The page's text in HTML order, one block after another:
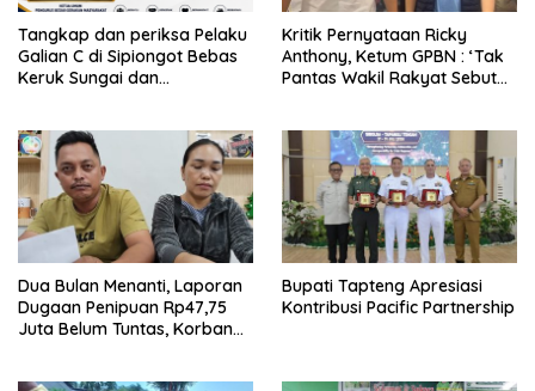
Tangkap dan periksa Pelaku
Galian C di Sipiongot Bebas
Keruk Sungai dan
Kritik Pernyataan Ricky
Anthony, Ketum GPBN : ‘Tak
Pantas Wakil Rakyat Sebut
Dua Bulan Menanti, Laporan
Dugaan Penipuan Rp47,75
Juta Belum Tuntas, Korban
Bupati Tapteng Apresiasi
Kontribusi Pacific Partnership